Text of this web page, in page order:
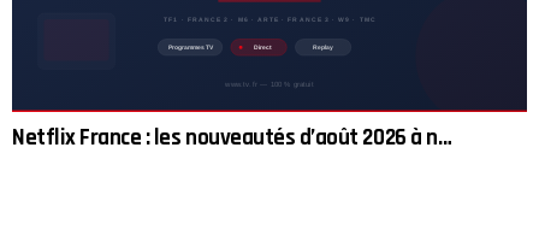
Netflix France : les nouveautés d’août 2026 à n…